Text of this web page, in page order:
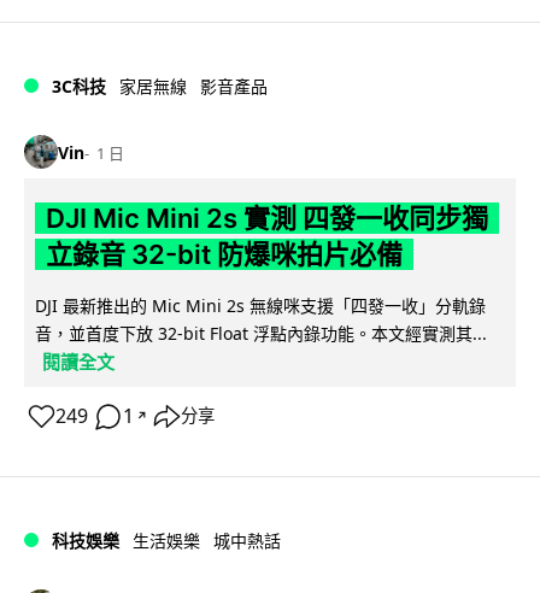
3C科技 家居無線 影音產品
Vin 1 日
DJI Mic Mini 2s 實測 四發一收同步獨
立錄音 32-bit 防爆咪拍片必備
DJI 最新推出的 Mic Mini 2s 無線咪支援「四發一收」分軌錄
音，並首度下放 32-bit Float 浮點內錄功能。本文經實測其...
閱讀全文
249 1 ↗ 分享
科技娛樂 生活娛樂 城中熱話